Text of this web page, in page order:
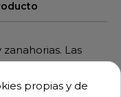
Las
con un soporte
propias y de